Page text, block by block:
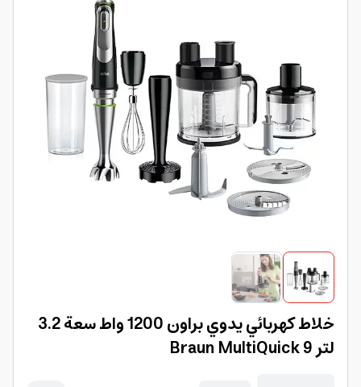
خلاط كهربائي يدوي براون 1200 واط سعة 3.2
لتر Braun MultiQuick 9